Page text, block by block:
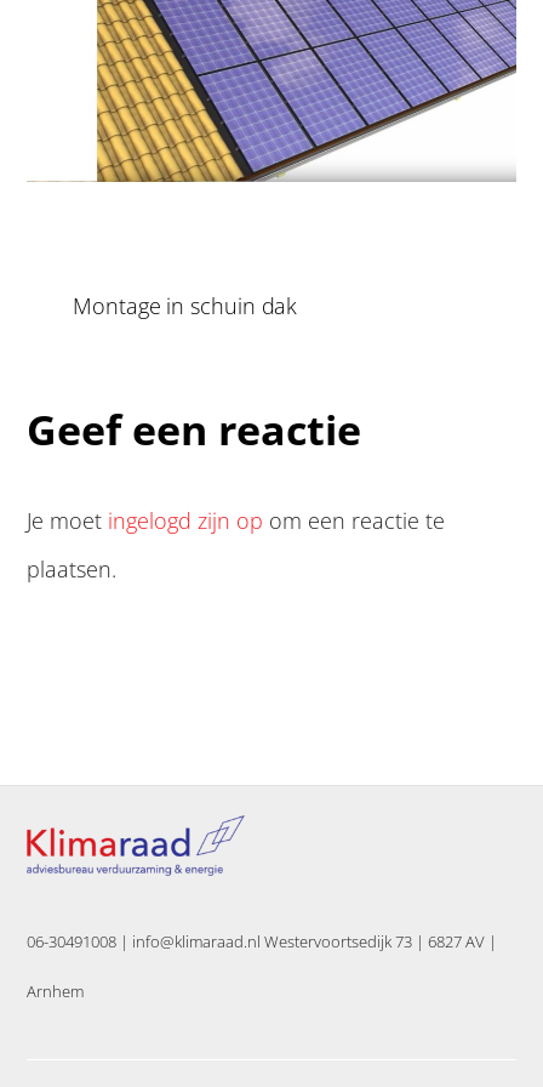
Montage in schuin dak
Geef een reactie
Je moet ingelogd zijn op om een reactie te
plaatsen.
06-30491008 | info@klimaraad.nl Westervoortsedijk 73 | 6827 AV |
Arnhem